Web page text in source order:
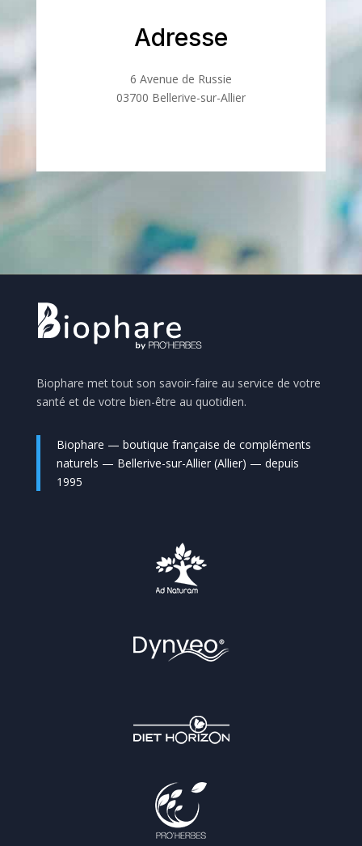
Adresse
6 Avenue de Russie
03700 Bellerive-sur-Allier
Biophare met tout son savoir-faire au service de votre
santé et de votre bien-être au quotidien.
Biophare — boutique française de compléments
naturels — Bellerive-sur-Allier (Allier) — depuis
1995